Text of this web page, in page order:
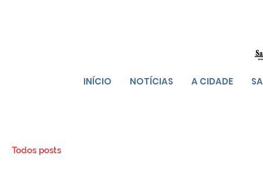
INÍCIO NOTÍCIAS A CIDADE
Todos posts